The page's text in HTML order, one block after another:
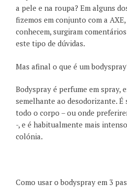
a pele e na roupa? Em alguns
fizemos em conjunto com a
conhecem, surgiram
este tipo de dúvidas.
Mas afinal o que é um
Bodyspray é perfume em spray,
semelhante ao desodorizante.
todo o corpo – ou onde
-, e é habitualmente mais
colónia.
Como usar o bodyspray em 3